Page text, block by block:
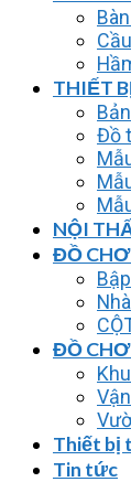
THIẾT
Đồ
NỘI
ĐỒ
ĐỒ
Thiết bị
Tin tức